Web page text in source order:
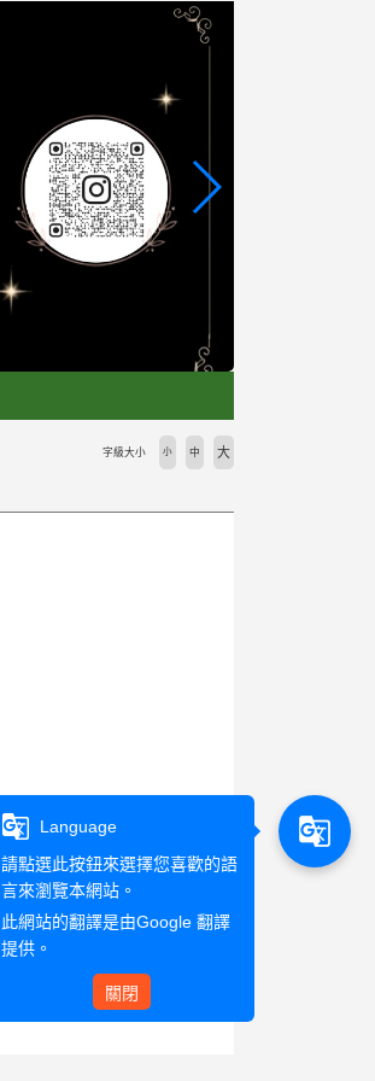
字級大小 小 中 大
g_translate
Language
請點選此按鈕來選擇您喜歡的語
言來瀏覽本網站。
此網站的翻譯是由Google 翻譯
提供。
關閉
g_translate